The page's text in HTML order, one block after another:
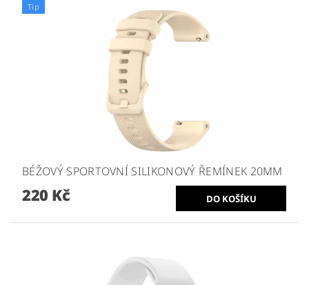
Tip
BÉŽOVÝ SPORTOVNÍ SILIKONOVÝ ŘEMÍNEK 20MM
220 Kč